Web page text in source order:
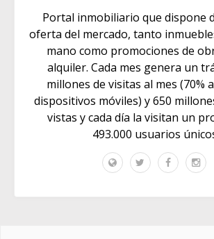
Portal inmobiliario que dispone
oferta del mercado, tanto
mano como promociones de
alquiler. Cada mes genera un
millones de visitas al mes (70%
dispositivos móviles) y 650
vistas y cada día la visitan un
493.000 usuarios